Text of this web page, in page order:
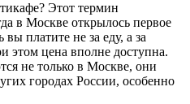
Этот термин
в Москве открылось первое
вы платите не за еду, а за
этом цена вполне доступна.
не только в Москве, они
городах России, особенно